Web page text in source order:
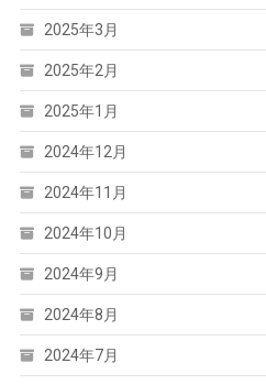
2025年3月
2025年2月
2025年1月
2024年12月
2024年11月
2024年10月
2024年9月
2024年8月
2024年7月